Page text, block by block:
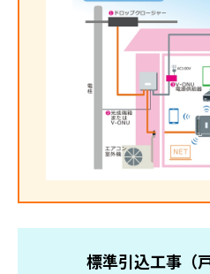
標準引込工事（